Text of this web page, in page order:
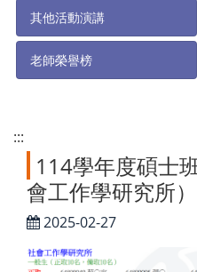
其他活動演講
老師榮譽榜
:::
114學年度碩士
會工作學研究所）
2025-02-27